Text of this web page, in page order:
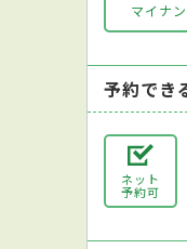
マイナ
予約でき
ネット
予約可